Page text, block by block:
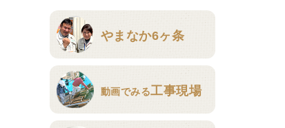
やまなか6ヶ条
動画でみる工事現場